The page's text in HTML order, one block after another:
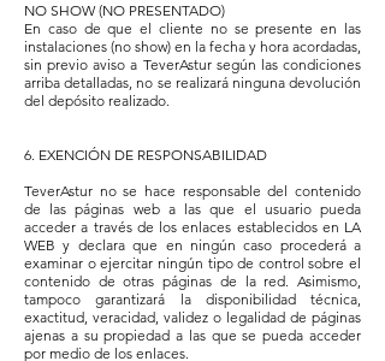
NO SHOW (NO PRESENTADO)
En caso de que el cliente no se presente en las
instalaciones (no show) en la fecha y hora acordadas,
sin previo aviso a TeverAstur según las condiciones
arriba detalladas, no se realizará ninguna devolución
del depósito realizado.
6. EXENCIÓN DE RESPONSABILIDAD
TeverAstur no se hace responsable del contenido
de las páginas web a las que el usuario pueda
acceder a través de los enlaces establecidos en LA
WEB y declara que en ningún caso procederá a
examinar o ejercitar ningún tipo de control sobre el
contenido de otras páginas de la red. Asimismo,
tampoco garantizará la disponibilidad técnica,
exactitud, veracidad, validez o legalidad de páginas
ajenas a su propiedad a las que se pueda acceder
por medio de los enlaces.